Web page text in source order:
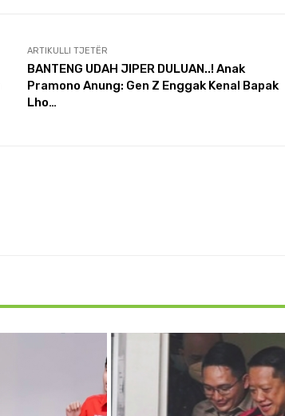
ARTIKULLI TJETËR
BANTENG UDAH JIPER DULUAN..! Anak
Pramono Anung: Gen Z Enggak Kenal Bapak
Lho…